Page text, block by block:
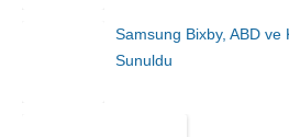
Samsung Bixby, ABD ve
Sunuldu